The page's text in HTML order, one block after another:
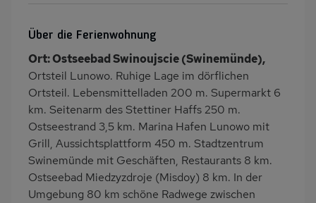
Terrasse
Grill
Kinderspielplatz
PKW-Parkplatz
Eingezäuntes
Grundstück
Dusche
Küche
Herd (2 Platten)
Kühlschrank
Ruhige Lage
Babybett
Kinderhochstuhl
Über die Ferienwohnung
Ort: Ostseebad Swinoujscie (Swinemünde),
Ortsteil Lunowo. Ruhige Lage im dörflichen
Ortsteil. Lebensmittelladen 200 m. Supermarkt 6
km. Seitenarm des Stettiner Haffs 250 m.
Ostseestrand 3,5 km. Marina Hafen Lunowo mit
Grill, Aussichtsplattform 450 m. Stadtzentrum
Swinemünde mit Geschäften, Restaurants 8 km.
Ostseebad Miedzyzdroje (Misdoy) 8 km. In der
Umgebung 80 km schöne Radwege zwischen